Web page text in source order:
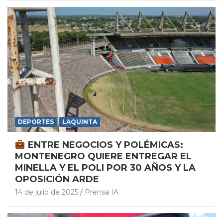
DEPORTES LAQUINTA
ENTRE NEGOCIOS Y POLÉMICAS:
MONTENEGRO QUIERE ENTREGAR EL
MINELLA Y EL POLI POR 30 AÑOS Y LA
OPOSICIÓN ARDE
14 de julio de 2025 Prensa IA